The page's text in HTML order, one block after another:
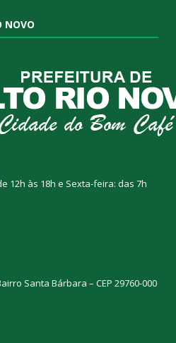
NOVO
12h às 18h e Sexta-feira: das 7h
Santa Bárbara – CEP 29760-000